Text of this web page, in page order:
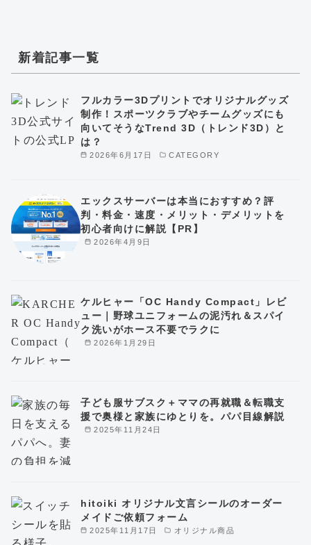
新着記事一覧
2026年6月17日 CATEGORY
フルカラー3Dプリントでオリジナルグッズ
制作！スポーツクラブやチームグッズにも
向いてそうなTrend 3D（トレンド3D）と
は？
2026年4月9日
エックスサーバーは本当におすすめ？評
判・料金・速度・メリット・デメリットを
初心者向けに解説【PR】
2026年1月29日
ケルヒャー「OC Handy Compact」レビ
ュー｜野球ユニフォームの泥汚れ＆スパイ
ク洗いがホース不要でラクに
2025年11月24日
子ども服サブスク＋ママの再就職＆転職支
援で奥様と家族にゆとりを。パパ目線解説
2025年11月17日 オリジナル商品
hitoiki オリジナル文言シールのオーダー
メイドご依頼フォーム